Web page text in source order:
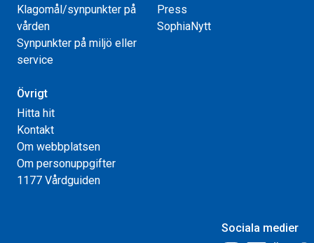
Klagomål/synpunkter på
vården
Synpunkter på miljö eller
service
Press
SophiaNytt
Övrigt
Hitta hit
Kontakt
Om webbplatsen
Om personuppgifter
1177 Vårdguiden
Sociala medier